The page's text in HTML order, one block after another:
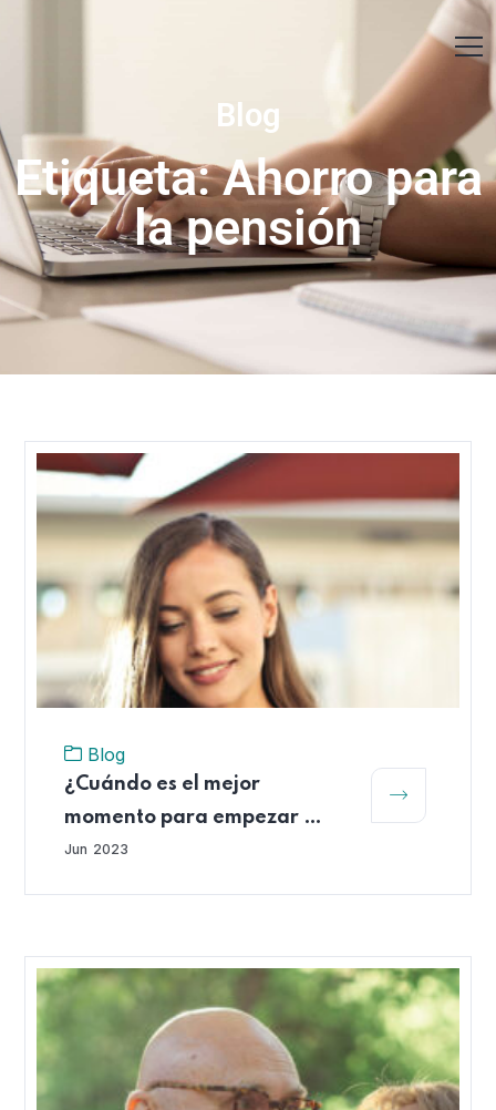
Blog
Etiqueta: Ahorro para
la pensión
Blog
¿Cuándo es el mejor
momento para empezar a
ahorrar para el retiro?
Jun 2023